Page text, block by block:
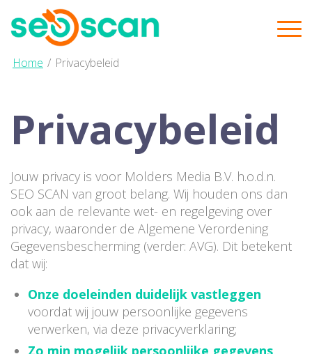
Home / Privacybeleid
Privacybeleid
Jouw privacy is voor Molders Media B.V. h.o.d.n.
SEO SCAN van groot belang. Wij houden ons dan
ook aan de relevante wet- en regelgeving over
privacy, waaronder de Algemene Verordening
Gegevensbescherming (verder: AVG). Dit betekent
dat wij:
Onze doeleinden duidelijk vastleggen
voordat wij jouw persoonlijke gegevens
verwerken, via deze privacyverklaring;
Zo min mogelijk persoonlijke gegevens